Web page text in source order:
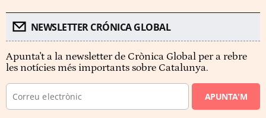
NEWSLETTER CRÓNICA GLOBAL
Apunta't a la newsletter de Crònica Global per a rebre
les notícies més importants sobre Catalunya.
APUNTA'M